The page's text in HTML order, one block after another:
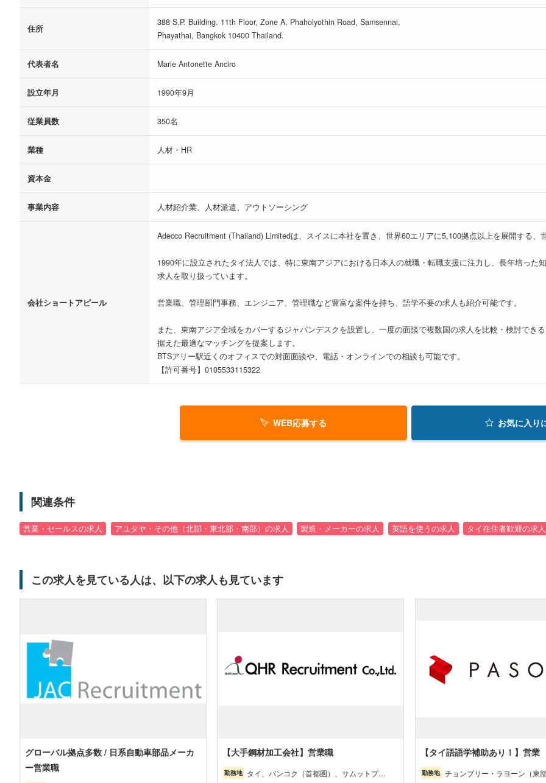
住所
388 S.P. Building. 11th Floor, Zone A, Phaholyothin Road, Samsennai,
Phayathai, Bangkok 10400 Thailand.
代表者名 Marie Antonette Anciro
設立年月 1990年9月
従業員数 350名
業種 人材・HR
資本金
事業内容 人材紹介業、人材派遣、アウトソーシング
会社ショートアピール
Adecco Recruitment (Thailand) Limitedは、スイスに本社を置き、世界60エリアに5,100拠点以上を展開する
1990年に設立されたタイ法人では、特に東南アジアにおける日本人の就職・転職支援に注力し、長年培っ
求人を取り扱っています。
営業職、管理部門事務、エンジニア、管理職など豊富な案件を持ち、語学不要の求人も紹介可能です。
また、東南アジア全域をカバーするジャパンデスクを設置し、一度の面談で複数国の求人を比較・検討でき
据えた最適なマッチングを提案します。
BTSアリー駅近くのオフィスでの対面面談や、電話・オンラインでの相談も可能です。
【許可番号】0105533115322
WEB応募する お気に入り
関連条件
営業・セールスの求人 アユタヤ・その他（北部・東北部・南部）の求人 製造・メーカーの求人 英語を使うの求人 タイ在住者歓迎の求人
この求人を見ている人は、以下の求人も見ています
グローバル拠点多数 / 日系自動車部品メーカ
ー営業職
【大手鋼材加工会社】営業職
勤務地 タイ、バンコク（首都圏）、サムットプラ
【タイ語語学補助あり！】営業
勤務地 チョンブリー・ラヨーン（東